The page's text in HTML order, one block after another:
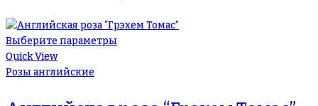
Выберите параметры
Quick View
Розы английские